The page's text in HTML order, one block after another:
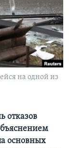
на одной из
отказов
основных